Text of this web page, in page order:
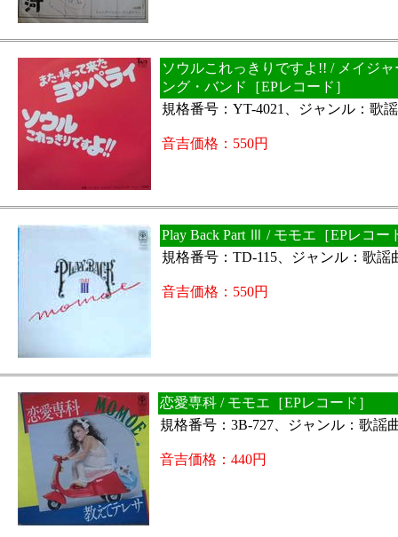
ソウルこれっきりですよ!! / メイジ
ング・バンド［EPレコード］
規格番号：YT-4021、ジャンル：歌
音吉価格：550円
Play Back Part Ⅲ / モモエ［EPレコー
規格番号：TD-115、ジャンル：歌謡
音吉価格：550円
恋愛専科 / モモエ［EPレコード］
規格番号：3B-727、ジャンル：歌謡
音吉価格：440円